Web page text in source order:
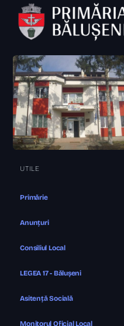
UTILE
Primărie
Anunțuri
Consiliul Local
LEGEA 17 - Bălușeni
Asitență Socială
Monitorul Oficial Local